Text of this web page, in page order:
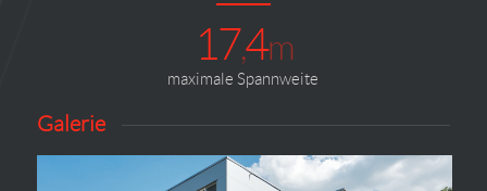
17,4m
maximale Spannweite
Galerie